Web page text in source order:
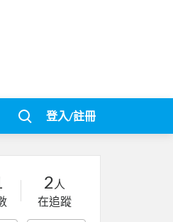
登入/註冊
2 人
在追蹤